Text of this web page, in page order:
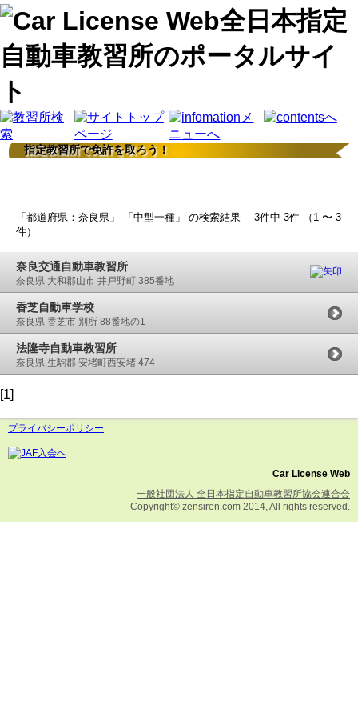
指定教習所で免許を取ろう！
「都道府県：奈良県」 「中型一種」 の検索結果 3件中 3件 （1 〜 3
件）
奈良交通自動車教習所
奈良県 大和郡山市 井戸野町 385番地
香芝自動車学校
奈良県 香芝市 別所 88番地の1
法隆寺自動車教習所
奈良県 生駒郡 安堵町西安堵 474
[1]
プライバシーポリシー
Car License Web
一般社団法人 全日本指定自動車教習所協会連合会
Copyright© zensiren.com 2014, All rights reserved.